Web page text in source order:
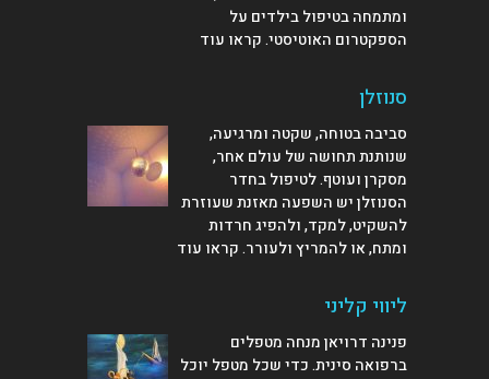
ומתמחה בטיפול בילדים על
הספקטרום האוטיסטי.קראו עוד
סנוזלן
סביבה בטוחה, שקטה ומרגיעה,
שנותנת תחושה של עולם אחר,
מסקרן ועוטף. לטיפול בחדר
הסנוזלן יש השפעה מאזנת שעוזרת
להשקיט, למקד, ולהפיג חרדות
ומתח, או להמריץ ולעורר.קראו עוד
ליווי קליני
פנינה דרויאן מנחה מטפלים
ברפואה סינית. כדי שכל מטפל יוכל